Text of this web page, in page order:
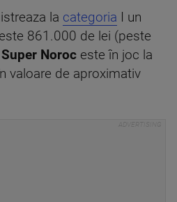
la categoria I un
861.000 de lei (peste
Super Noroc este în joc la
valoare de aproximativ